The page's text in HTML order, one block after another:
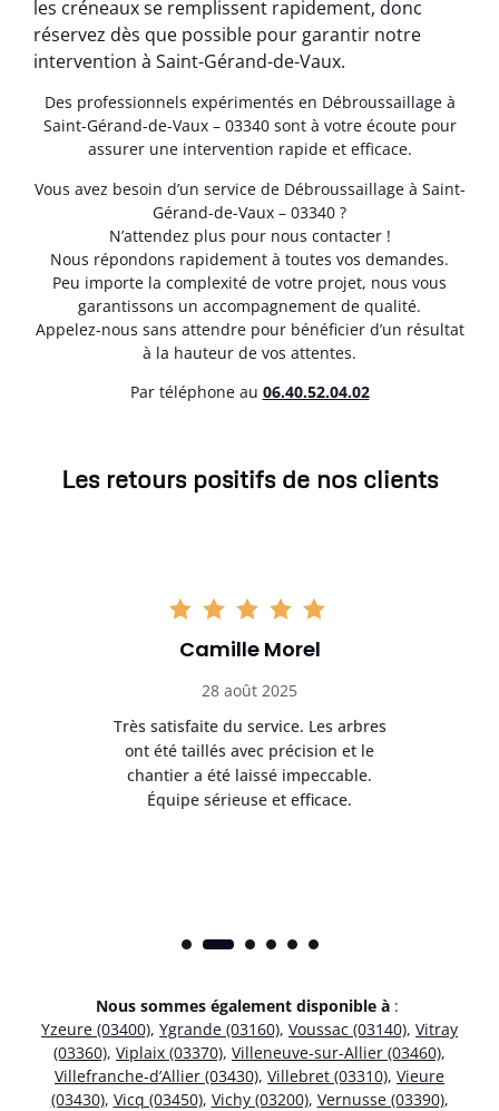
les créneaux se remplissent rapidement, donc
réservez dès que possible pour garantir notre
intervention à Saint-Gérand-de-Vaux.
Des professionnels expérimentés en Débroussaillage à
Saint-Gérand-de-Vaux – 03340 sont à votre écoute pour
assurer une intervention rapide et efficace.
Vous avez besoin d’un service de Débroussaillage à Saint-
Gérand-de-Vaux – 03340 ?
N’attendez plus pour nous contacter !
Nous répondons rapidement à toutes vos demandes.
Peu importe la complexité de votre projet, nous vous
garantissons un accompagnement de qualité.
Appelez-nous sans attendre pour bénéficier d’un résultat
à la hauteur de vos attentes.
Par téléphone au 06.40.52.04.02
Les retours positifs de nos clients
Camille Morel
28 août 2025
Très satisfaite du service. Les arbres
ont été taillés avec précision et le
chantier a été laissé impeccable.
Équipe sérieuse et efficace.
Nous sommes également disponible à :
Yzeure (03400), Ygrande (03160), Voussac (03140), Vitray
(03360), Viplaix (03370), Villeneuve-sur-Allier (03460),
Villefranche-d’Allier (03430), Villebret (03310), Vieure
(03430), Vicq (03450), Vichy (03200), Vernusse (03390),